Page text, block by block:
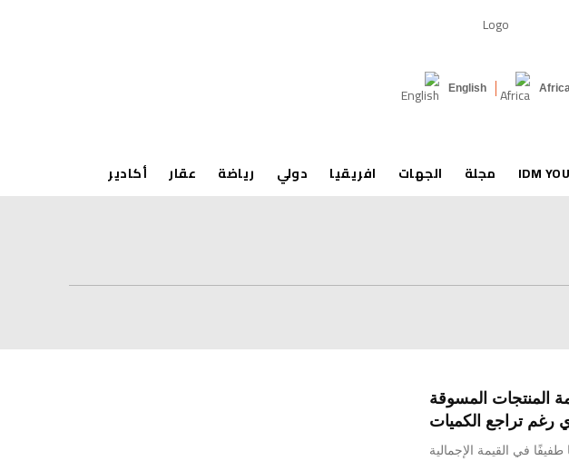
English
IDM مجلة الجهات افريقيا دولي رياضة عقار أكادير
المنتجات المسوقة
رغم تراجع الكميات
في القيمة الإجمالية